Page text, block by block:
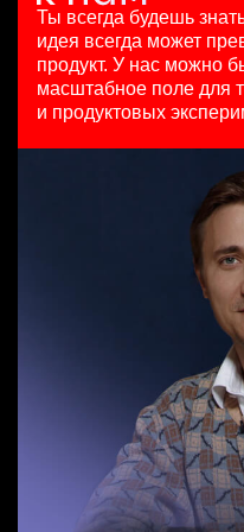
вчера
з/п не указана
Москва
125000 - 175000 ₽
Ярославль
Менеджер по продажам
HeadHunter::Телефонные
4 авг. 2026
з/п не указана
Москва
Продуктовый маркетолог
20 июл. 2026
з/п не указана
Москва
Ты всегда будешь
идея всегда может
продукт. У нас можно
масштабное поле для
и продуктовых